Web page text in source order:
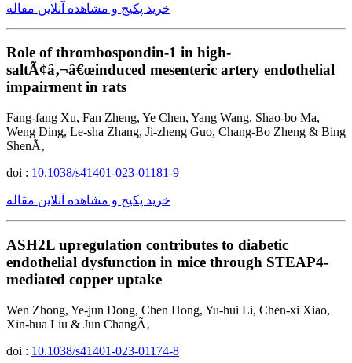
خرید پکیج و مشاهده آنلاین مقاله
Role of thrombospondin-1 in high-
saltÃ¢â‚¬â€œinduced mesenteric artery endothelial
impairment in rats
Fang-fang Xu, Fan Zheng, Ye Chen, Yang Wang, Shao-bo Ma,
Weng Ding, Le-sha Zhang, Ji-zheng Guo, Chang-Bo Zheng & Bing
ShenÃ‚
doi : 10.1038/s41401-023-01181-9
خرید پکیج و مشاهده آنلاین مقاله
ASH2L upregulation contributes to diabetic
endothelial dysfunction in mice through STEAP4-
mediated copper uptake
Wen Zhong, Ye-jun Dong, Chen Hong, Yu-hui Li, Chen-xi Xiao,
Xin-hua Liu & Jun ChangÃ‚
doi : 10.1038/s41401-023-01174-8